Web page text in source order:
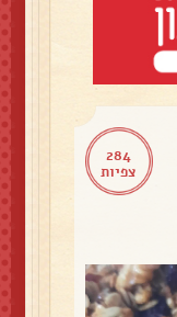
284
צפיות